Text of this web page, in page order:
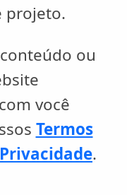
projeto.
ou
você
Termos
.